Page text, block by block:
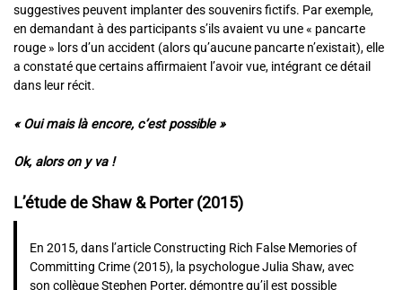
suggestives peuvent implanter des souvenirs fictifs. Par exemple,
en demandant à des participants s’ils avaient vu une « pancarte
rouge » lors d’un accident (alors qu’aucune pancarte n’existait), elle
a constaté que certains affirmaient l’avoir vue, intégrant ce détail
dans leur récit.
« Oui mais là encore, c’est possible »
Ok, alors on y va !
L’étude de Shaw & Porter (2015)
En 2015, dans l’article Constructing Rich False Memories of
Committing Crime (2015), la psychologue Julia Shaw, avec
son collègue Stephen Porter, démontre qu’il est possible